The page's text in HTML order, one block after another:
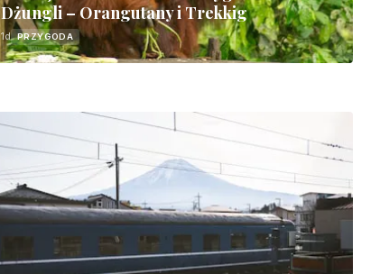
Dżungli – Orangutany i Trekkig
1d PRZYGODA